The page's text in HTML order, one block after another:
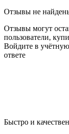
Отзывы не
Отзывы могут
пользователи,
Войдите в
ответе
Быстро и